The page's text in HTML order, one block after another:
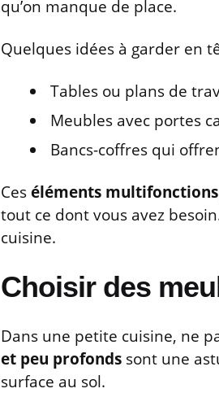
qu’on manque de place.
Quelques idées à garder en
Tables ou plans de
Meubles avec portes
Bancs-coffres qui
Ceséléments multifonctions
tout ce dont vous avez
cuisine.
Choisir des
Dans une petite cuisine, ne
et peu profonds sont une
surface au sol.